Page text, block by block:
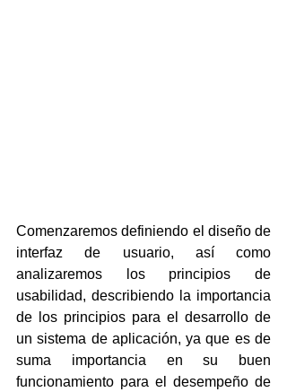
Comenzaremos definiendo el diseño de
interfaz de usuario, así como
analizaremos los principios de
usabilidad, describiendo la importancia
de los principios para el desarrollo de
un sistema de aplicación, ya que es de
suma importancia en su buen
funcionamiento para el desempeño de